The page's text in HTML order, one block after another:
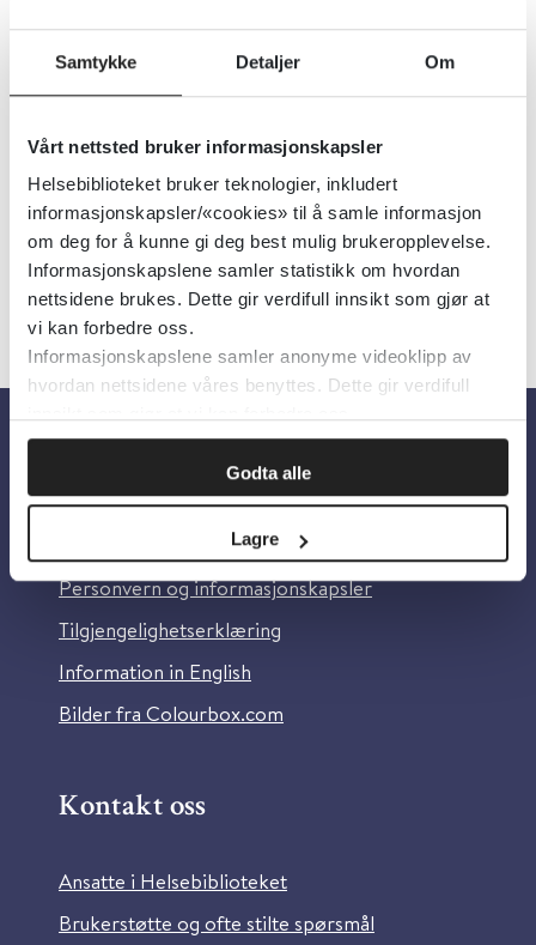
Samtykke Detaljer Om
Vårt nettsted bruker informasjonskapsler
Helsebiblioteket bruker teknologier, inkludert
informasjonskapsler/«cookies» til å samle informasjon
om deg for å kunne gi deg best mulig brukeropplevelse.
Informasjonskapslene samler statistikk om hvordan
nettsidene brukes. Dette gir verdifull innsikt som gjør at
vi kan forbedre oss.
Informasjonskapslene samler anonyme videoklipp av
hvordan nettsidene våres benyttes. Dette gir verdifull
Godta alle
Lagre
Emner:Tvang
Dokumenttype:Oppsummert forskning
Utgiver: Cochrane Library
Språk:Engelsk
Om Helsebiblioteket
Personvern og informasjonskapsler
Tilgjengelighetserklæring
Information in English
Bilder fra Colourbox.com
Kontakt oss
Ansatte i Helsebiblioteket
Brukerstøtte og ofte stilte spørsmål